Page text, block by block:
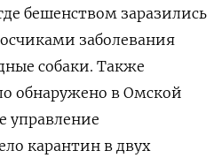
бешенством заразились
заболевания
собаки. Также
обнаружено в Омской
управление
карантин в двух